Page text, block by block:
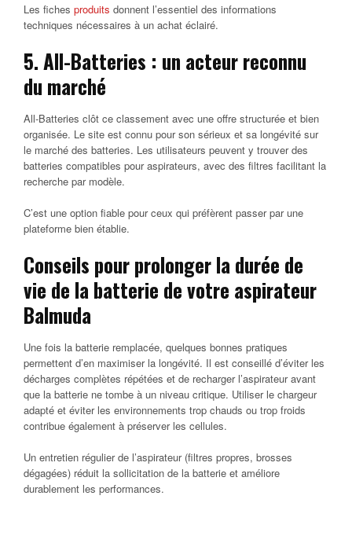
Les fiches produits donnent l’essentiel des informations
techniques nécessaires à un achat éclairé.
5. All-Batteries : un acteur reconnu
du marché
All-Batteries clôt ce classement avec une offre structurée et bien
organisée. Le site est connu pour son sérieux et sa longévité sur
le marché des batteries. Les utilisateurs peuvent y trouver des
batteries compatibles pour aspirateurs, avec des filtres facilitant la
recherche par modèle.
C’est une option fiable pour ceux qui préfèrent passer par une
plateforme bien établie.
Conseils pour prolonger la durée de
vie de la batterie de votre aspirateur
Balmuda
Une fois la batterie remplacée, quelques bonnes pratiques
permettent d’en maximiser la longévité. Il est conseillé d’éviter les
décharges complètes répétées et de recharger l’aspirateur avant
que la batterie ne tombe à un niveau critique. Utiliser le chargeur
adapté et éviter les environnements trop chauds ou trop froids
contribue également à préserver les cellules.
Un entretien régulier de l’aspirateur (filtres propres, brosses
dégagées) réduit la sollicitation de la batterie et améliore
durablement les performances.